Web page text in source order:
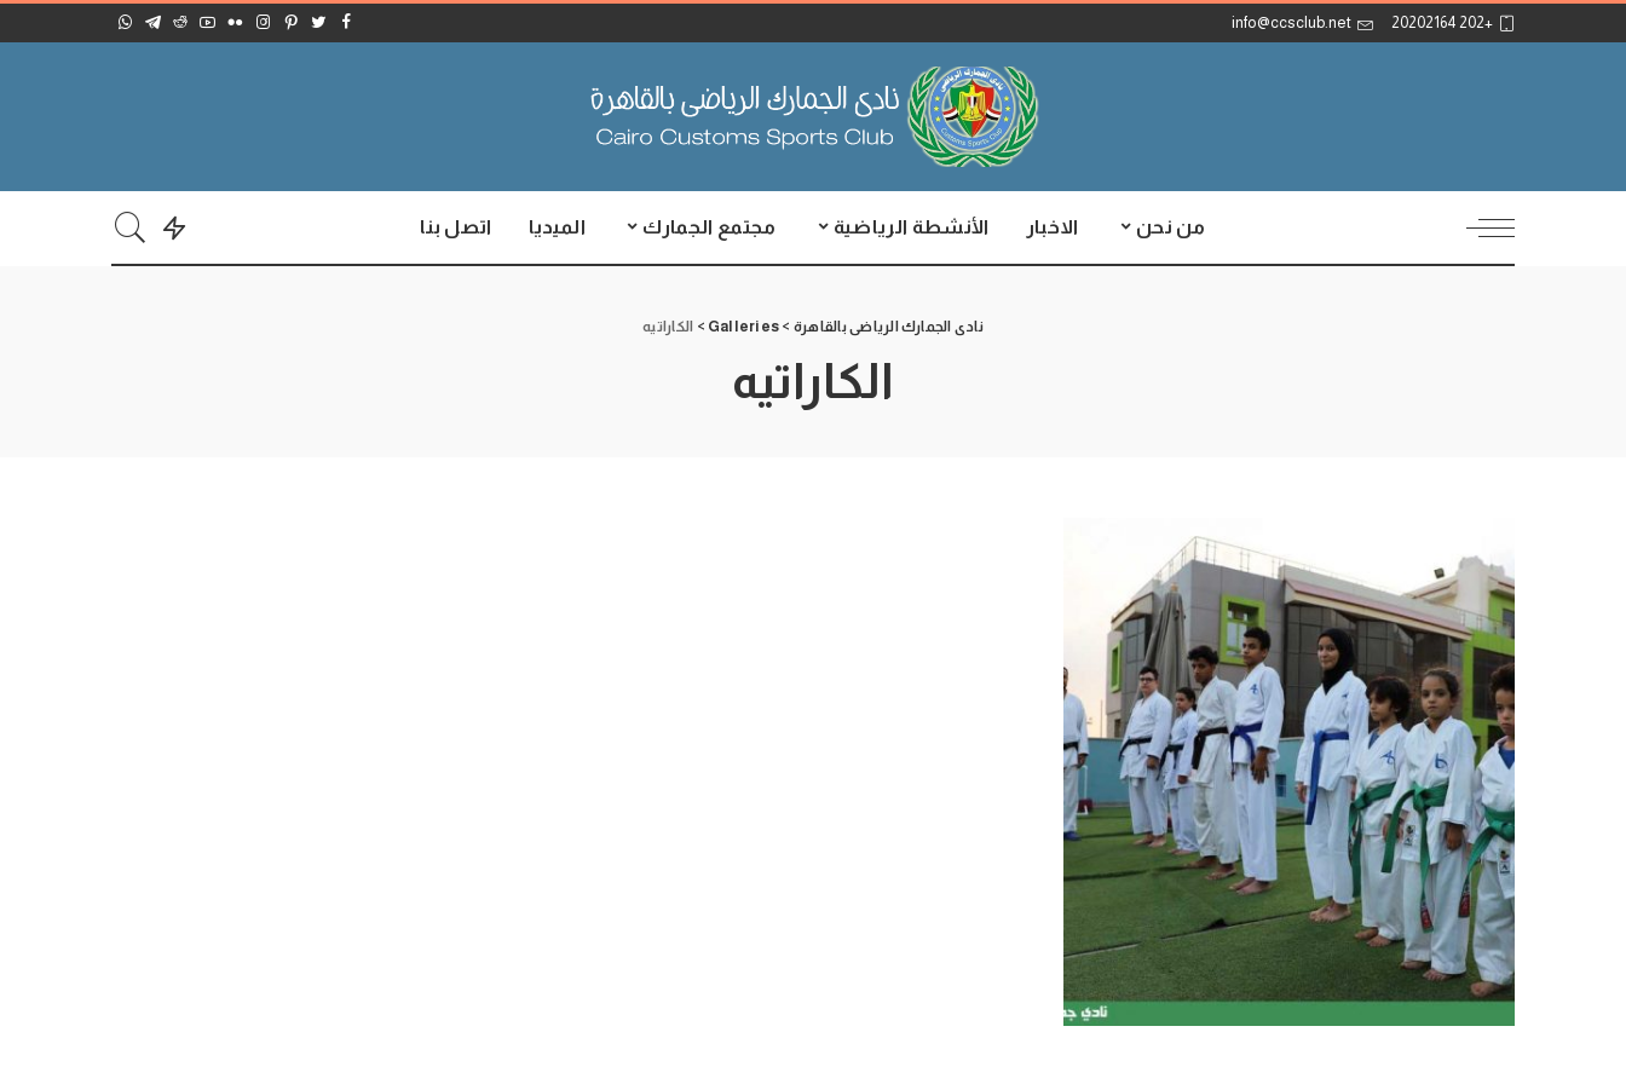
+202 20202164
info@ccsclub.net
من نحن الاخبار الأنشطة الرياضية مجتمع الجمارك الميديا اتصل بنا
نادى الجمارك الرياضى بالقاهرة >
Galleries
> الكاراتيه
الكاراتيه